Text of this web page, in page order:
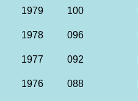
1979 100
1978 096
1977 092
1976 088